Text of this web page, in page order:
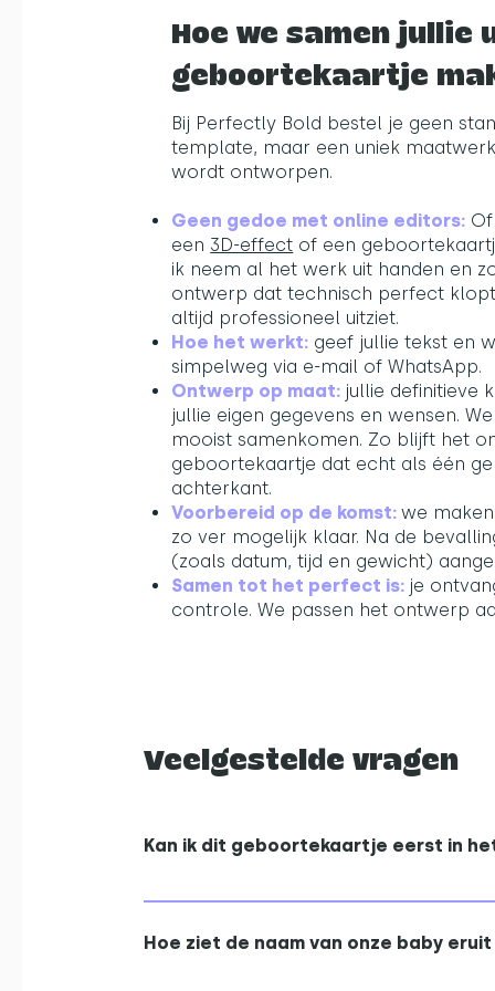
Hoe we samen jullie
geboortekaartje
Bij Perfectly Bold bestel je geen
template, maar een uniek
wordt ontworpen.
Geen gedoe met online editors:
een 3D-effect of een
ik neem al het werk uit handen en
ontwerp dat technisch perfect
altijd professioneel uitziet.
Hoe het werkt: geef jullie tekst en
simpelweg via e-mail of WhatsApp.
Ontwerp op maat: jullie definitieve
jullie eigen gegevens en wensen.
mooist samenkomen. Zo blijft het
geboortekaartje dat echt als één
achterkant.
Voorbereid op de komst:we
zo ver mogelijk klaar. Na de
(zoals datum, tijd en gewicht)
Samen tot het perfect is: je
controle. We passen het ontwerp
Veelgestelde vragen
Kan ik dit geboortekaartje eerst in
Van elke stijl kun je gratis een fysieke
afwerking bekijken en voelen.
Hoe ziet de naam van onze baby